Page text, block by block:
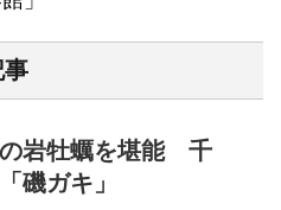
岩牡蠣を堪能 千
磯ガキ」